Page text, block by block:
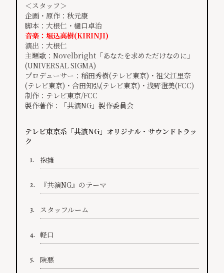
＜スタッフ＞
企画・原作：秋元康
脚本：大根仁・樋口卓治
音楽：堀込高樹(KIRINJI)
演出：大根仁
主題歌：Novelbright「あなたを求めただけなのに」
(UNIVERSAL SIGMA)
プロデューサー：稲田秀樹(テレビ東京)・祖父江里奈
(テレビ東京)・合田知弘(テレビ東京)・浅野澄美(FCC)
制作：テレビ東京/FCC
製作著作：「共演NG」製作委員会
テレビ東京系「共演NG」オリジナル・サウンドトラッ
ク
1. 抱擁
2. 『共演NG』のテーマ
3. スタッフルーム
4. 軽口
5. 険悪